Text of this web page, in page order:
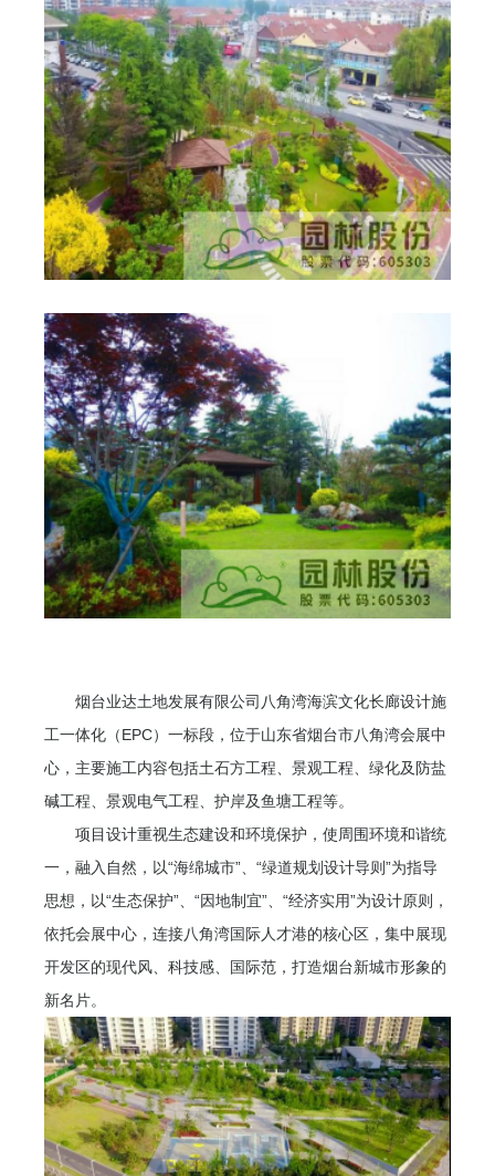
烟台业达土地发展有限公司八角湾海滨文化长廊设计施
工一体化（EPC）一标段，位于山东省烟台市八角湾会展中
心，主要施工内容包括土石方工程、景观工程、绿化及防盐
碱工程、景观电气工程、护岸及鱼塘工程等。
项目设计重视生态建设和环境保护，使周围环境和谐统
一，融入自然，以“海绵城市”、“绿道规划设计导则”为指导
思想，以“生态保护”、“因地制宜”、“经济实用”为设计原则，
依托会展中心，连接八角湾国际人才港的核心区，集中展现
开发区的现代风、科技感、国际范，打造烟台新城市形象的
新名片。